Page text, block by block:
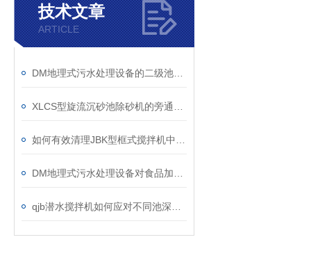
技术文章
ARTICLE